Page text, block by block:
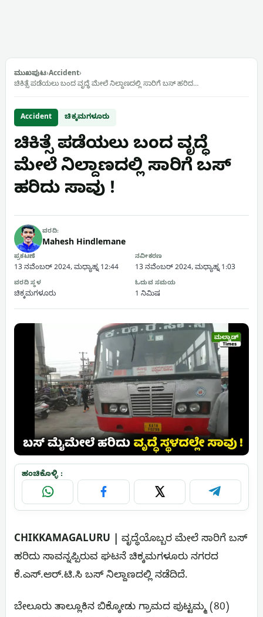
ಮುಖಪುಟ›Accident›
ಚಿಕಿತ್ಸೆ ಪಡೆಯಲು ಬಂದ ವೃದ್ಧೆ ಮೇಲೆ ನಿಲ್ದಾಣದಲ್ಲಿ ಸಾರಿಗೆ ಬಸ್ ಹರಿದ…
Accident ಚಿಕ್ಕಮಗಳೂರು
ಚಿಕಿತ್ಸೆ ಪಡೆಯಲು ಬಂದ ವೃದ್ಧೆ
ಮೇಲೆ ನಿಲ್ದಾಣದಲ್ಲಿ ಸಾರಿಗೆ ಬಸ್
ಹರಿದು ಸಾವು !
ವರದಿ:
Mahesh Hindlemane
ಪ್ರಕಟಣೆ
13 ನವೆಂಬರ್ 2024, ಮಧ್ಯಾಹ್ನ 12:44
ನವೀಕರಣ
13 ನವೆಂಬರ್ 2024, ಮಧ್ಯಾಹ್ನ 1:03
ವರದಿ ಸ್ಥಳ
ಚಿಕ್ಕಮಗಳೂರು
ಓದುವ ಸಮಯ
1 ನಿಮಿಷ
ಹಂಚಿಕೊಳ್ಳಿ :
WhatsApp Facebook X Telegram
CHIKKAMAGALURU |
ವೃದ್ಧೆಯೊಬ್ಬರ ಮೇಲೆ ಸಾರಿಗೆ ಬಸ್
ಹರಿದು ಸಾವನ್ನಪ್ಪಿರುವ ಘಟನೆ ಚಿಕ್ಕಮಗಳೂರು ನಗರದ
ಕೆ.ಎಸ್‌.ಆರ್‌.ಟಿ.ಸಿ ಬಸ್ ನಿಲ್ದಾಣದಲ್ಲಿ ನಡೆದಿದೆ.
ಬೇಲೂರು ತಾಲ್ಲೂಕಿನ ಬಿಕ್ಕೋಡು ಗ್ರಾಮದ ಪುಟ್ಟಮ್ಮ (80)